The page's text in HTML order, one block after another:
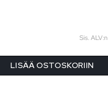
Sis. ALV:n
LISÄÄ OSTOSKORIIN